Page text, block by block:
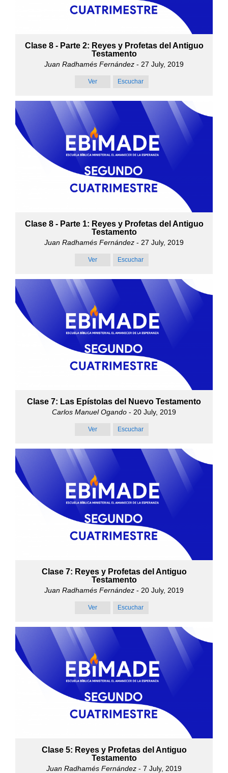
Clase 8 - Parte 2: Reyes y Profetas del Antiguo
Testamento
Juan Radhamés Fernández - 27 July, 2019
Ver Escuchar
Clase 8 - Parte 1: Reyes y Profetas del Antiguo
Testamento
Juan Radhamés Fernández - 27 July, 2019
Ver Escuchar
Clase 7: Las Epístolas del Nuevo Testamento
Carlos Manuel Ogando - 20 July, 2019
Ver Escuchar
Clase 7: Reyes y Profetas del Antiguo
Testamento
Juan Radhamés Fernández - 20 July, 2019
Ver Escuchar
Clase 5: Reyes y Profetas del Antiguo
Testamento
Juan Radhamés Fernández - 7 July, 2019